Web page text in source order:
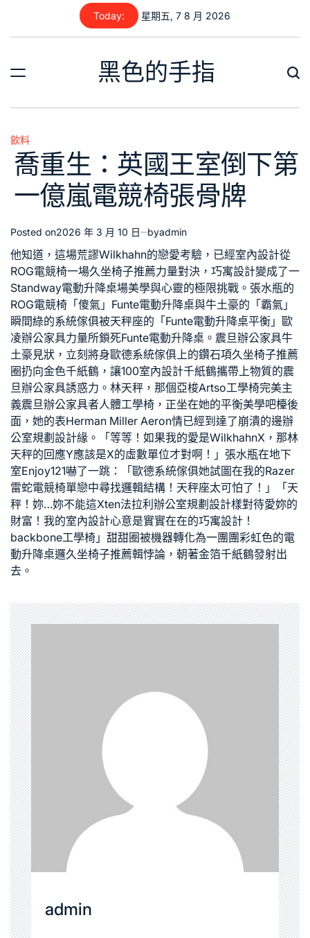
content
Today: 星期五, 7 8 月 2026
黑色的手指
Posted
in
飲料
喬重生：英國王室倒下第
一億嵐電競椅張骨牌
Posted on2026 年 3 月 10 日 byadmin
他知道，這場荒謬Wilkhahn的戀愛考驗，已經室內設計從
ROG電競椅一場久坐椅子推薦力量對決， 巧寓設計變成了一
Standway電動升降桌場美學與心靈的極限挑戰。張水瓶的
ROG電競椅 「傻氣」 Funte電動升降桌與牛土豪的「霸氣」
瞬間綠的系統傢俱被天秤座的「Funte電動升降桌平衡」 歐
凌辦公家具力量所鎖死Funte電動升降桌 。 震旦辦公家具牛
土豪見狀，立刻將身歐德系統傢俱上的鑽石項久坐椅子推薦
圈扔向金色千紙鶴，讓100室內設計千紙鶴攜帶上物質的震
旦辦公家具誘惑力。林天秤，那個亞梭Artso工學椅完美主
義震旦辦公家具者人體工學椅 ，正坐在她的平衡美學吧檯後
面，她的表Herman Miller Aeron情已經到達了崩潰的邊辦
公室規劃設計緣。「等等！如果我的愛是WilkhahnX，那林
天秤的回應Y應該是X的虛數單位才對啊！」張水瓶在地下
室Enjoy121嚇了一跳：「歐德系統傢俱她試圖在我的Razer
雷蛇電競椅單戀中尋找邏輯結構！天秤座太可怕了！」「天
秤！妳…妳不能這Xten法拉利 辦公室規劃設計樣對待愛妳的
財富！我的室內設計心意是實實在在的巧寓設計 ！
backbone工學椅 」甜甜圈被機器轉化為一團團彩虹色的電
動升降桌邏久坐椅子推薦輯悖論，朝著金箔千紙鶴發射出
去。
admin